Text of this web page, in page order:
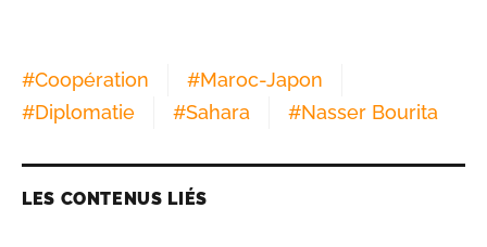
#Coopération #Maroc-Japon
#Diplomatie #Sahara #Nasser Bourita
LES CONTENUS LIÉS